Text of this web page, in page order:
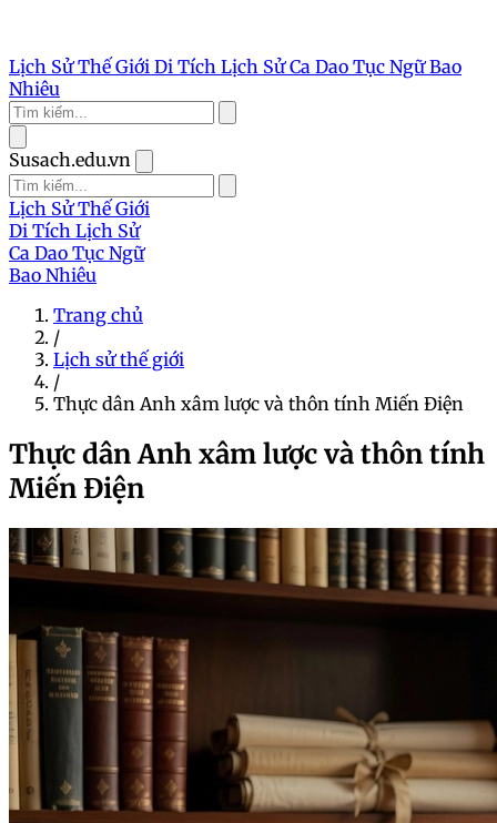
Lịch Sử Thế Giới Di Tích Lịch SửCa Dao Tục NgữBao
Nhiêu
Susach.edu.vn
Lịch Sử Thế Giới
Di Tích Lịch Sử
Ca Dao Tục Ngữ
Bao Nhiêu
Trang chủ
/
Lịch sử thế giới
/
Thực dân Anh xâm lược và thôn tính Miến Điện
Thực dân Anh xâm lược và thôn tính
Miến Điện